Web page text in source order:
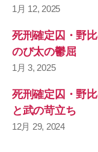
1月 12, 2025
死刑確定囚・野
のび太の鬱屈
1月 3, 2025
死刑確定囚・野
と武の苛立ち
12月 29, 2024